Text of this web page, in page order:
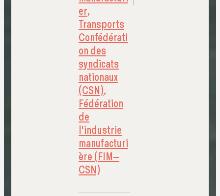
er,
Transports
Confédérati
on des
syndicats
nationaux
(CSN),
Fédération
de
l'industrie
manufacturi
ère (FIM–
CSN)